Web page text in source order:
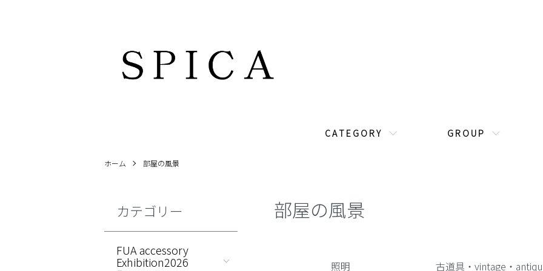
C A T E G O R Y G R O U P
ホーム 部屋の風景
部屋の風景
照明
古道具・vintage・
カテゴリー
FUA accessory
Exhibition2026